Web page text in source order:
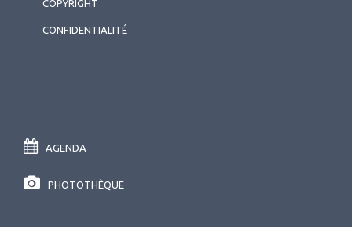
COPYRIGHT
CONFIDENTIALITÉ
AGENDA
PHOTOTHÈQUE